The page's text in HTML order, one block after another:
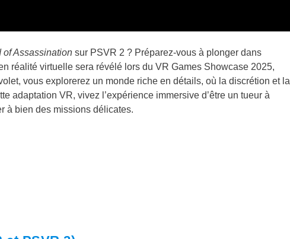
of Assassinationsur PSVR 2 ? Préparez-vous à plonger dans
réalité virtuelle sera révélé lors du VR Games Showcase 2025,
vous explorerez un monde riche en détails, où la discrétion et la
adaptation VR, vivez l’expérience immersive d’être un tueur à
à bien des missions délicates.